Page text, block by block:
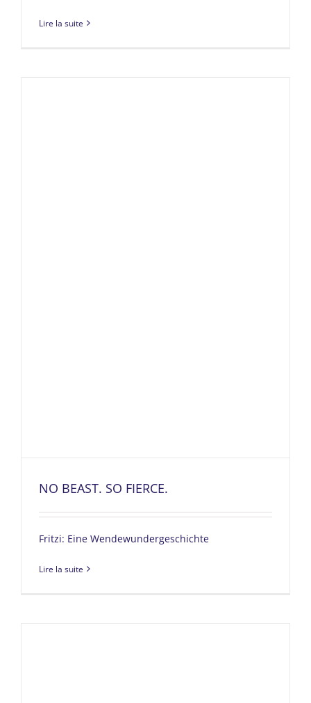
Lire la suite
NO BEAST. SO FIERCE.
Fritzi: Eine Wendewundergeschichte
Lire la suite